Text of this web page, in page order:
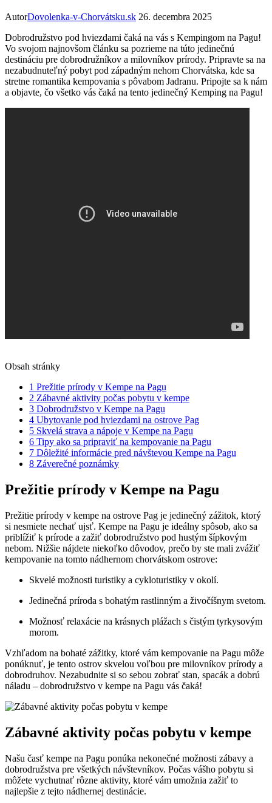
AutorDovolenka-v-Chorvátsku.sk 26. decembra 2025
Dobrodružstvo pod hviezdami čaká na vás s Kempingom na Pagu!
Vo svojom najnovšom článku sa pozrieme na túto jedinečnú
destináciu pre dobrodružníkov a milovníkov prírody. Pripravte sa na
nezabudnuteľný pobyt pod západným nehom Chorvátska, kde sa
stretne romantika kempovania s pôvabom Jadranu. Pripojte sa k nám
a objavte, čo všetko vás čaká na tento jedinečný Kemping na Pagu!
Obsah stránky
1 Prežitie prírody v Kempe na Pagu
2 Zábavné aktivity počas pobytu v kempe
3 Dobrodružstvo v Kempe na Pagu
4 Ubytovanie pod hviezdami na ostrove Pag
5 Skvelá strava a nápoje v Kempe na Pagu
6 Tipy ako sa pripraviť na kempovanie na Pagu
7 Dôležité informácie pred návštevou Kempe na Pagu
8 Záverečné poznámky
Prežitie prírody v Kempe na Pagu
Prežitie prírody v kempe na ostrove Pag je jedinečný zážitok, ktorý
si nesmiete nechať ujsť. Kempe na Pagu je ideálny spôsob, ako sa
priblížiť k prírode a zažiť dobrodružstvo pod hustým šípkovým
nebom. Nižšie nájdete niekoľko dôvodov, prečo by ste mali zvážiť
kempovanie na tomto nádhernom chorvátskom ostrove:
Skvelé možnosti turistiky a cykloturistiky v okolí.
Jedinečná príroda s bohatým rastlinným a živočíšnym svetom.
Možnosť relaxácie na krásnych plážach s čistým tyrkysovým
morom.
Vzhľadom na bohaté zážitky, ktoré vám kempovanie na Pagu môže
ponúknuť, je tento ostrov skvelou voľbou pre milovníkov prírody a
dobrodruhov. Nezabudnite si so sebou zobrať stan, spacák a dobrú
náladu – dobrodružstvo v kempe na Pagu vás čaká!
Zábavné aktivity počas pobytu v kempe
Našu časť kempe na Pagu ponúka nekonečné možnosti zábavy a
dobrodružstva pre všetkých návštevníkov. Počas vášho pobytu si
môžete vychutnať rôzne aktivity, ktoré vám umožnia zažiť to
najlepšie z tejto nádhernej destinácie.